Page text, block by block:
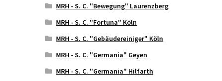
MRH - S. C. "Bewegung" Laurenzberg
MRH - S. C. "Fortuna" Köln
MRH - S. C. "Gebäudereiniger" Köln
MRH - S. C. "Germania" Geyen
MRH - S. C. "Germania" Hilfarth